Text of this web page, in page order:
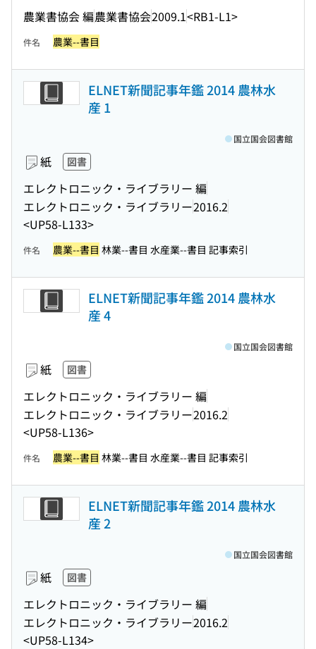
農業書協会 編農業書協会2009.1<RB1-L1>
件名 農業--書目
ELNET新聞記事年鑑 2014 農林水
産 1
紙 図書
エレクトロニック・ライブラリー 編
エレクトロニック・ライブラリー2016.2
<UP58-L133>
国立国会図書館
件名 農業--書目 林業--書目 水産業--書目 記事索引
ELNET新聞記事年鑑 2014 農林水
産 4
紙 図書
エレクトロニック・ライブラリー 編
エレクトロニック・ライブラリー2016.2
<UP58-L136>
国立国会図書館
件名 農業--書目 林業--書目 水産業--書目 記事索引
ELNET新聞記事年鑑 2014 農林水
産 2
紙 図書
エレクトロニック・ライブラリー 編
エレクトロニック・ライブラリー2016.2
<UP58-L134>
国立国会図書館